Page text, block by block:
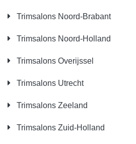
Trimsalons Noord-Brabant
Trimsalons Noord-Holland
Trimsalons Overijssel
Trimsalons Utrecht
Trimsalons Zeeland
Trimsalons Zuid-Holland